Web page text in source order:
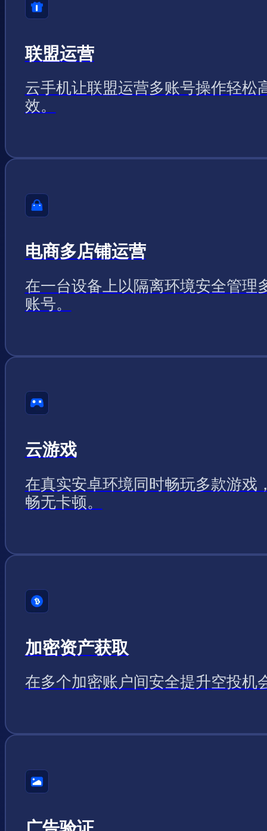
联盟运营
云手机让联盟运营多账号操作轻松
效。
电商多店铺运营
在一台设备上以隔离环境安全管理
账号。
云游戏
在真实安卓环境同时畅玩多款游戏
畅无卡顿。
加密资产获取
在多个加密账户间安全提升空投机